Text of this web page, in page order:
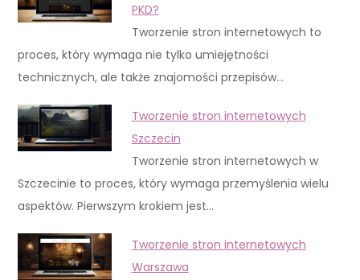
PKD?
Tworzenie stron internetowych to
proces, który wymaga nie tylko umiejętności
technicznych, ale także znajomości przepisów…
Tworzenie stron internetowych
Szczecin
Tworzenie stron internetowych w
Szczecinie to proces, który wymaga przemyślenia wielu
aspektów. Pierwszym krokiem jest…
Tworzenie stron internetowych
Warszawa